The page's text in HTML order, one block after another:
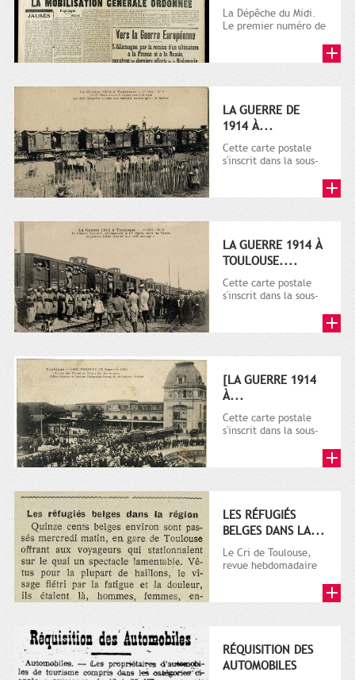
La Dépêche du Midi.
Le premier numéro de
octobre...
LA GUERRE DE
1914 À...
Cette carte postale
s'inscrit dans la sous-
plusieurs milliers de...
LA GUERRE 1914 À
TOULOUSE....
Cette carte postale
s'inscrit dans la sous-
plusieurs milliers de...
[LA GUERRE 1914
À...
Cette carte postale
s'inscrit dans la sous-
plusieurs milliers de...
LES RÉFUGIÉS
BELGES DANS LA...
Le Cri de Toulouse,
revue hebdomadaire
puis...
RÉQUISITION DES
AUTOMOBILES